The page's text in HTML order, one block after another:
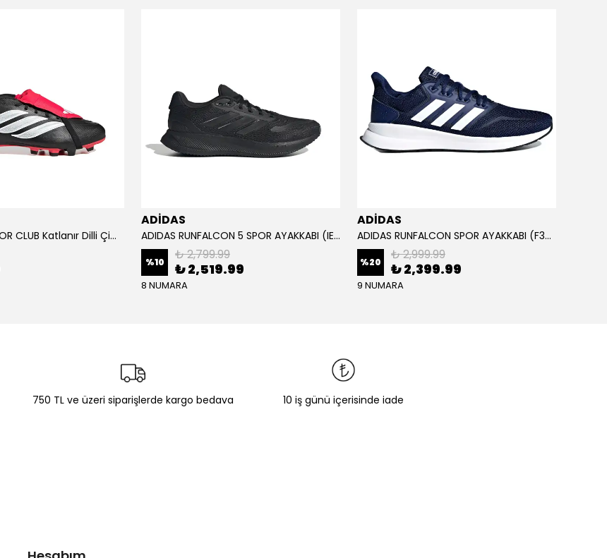
ADİDAS PREDATOR CLUB Katlanır Dilli Çim Saha/Çoklu Zemin Kramponu JR3330
ADİDAS
ADIDAS RUNFALCON 5 SPOR AYAKKABI (IE8812)
%10 ₺ 2,799.99
₺ 2,519.99
8 NUMARA
ADİDAS
ADIDAS RUNFALCON SPOR AYAKKABI (F36201)
%20 ₺ 2,999.99
₺ 2,399.99
9 NUMARA
750 TL ve üzeri siparişlerde kargo bedava 10 iş günü içerisinde iade